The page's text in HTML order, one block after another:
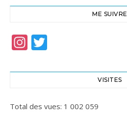
ME SUIVRE
Instagram
VISITES
Total des vues: 1 002 059